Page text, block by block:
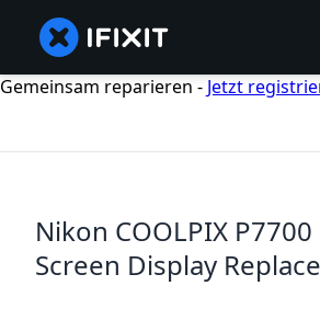
Gemeinsam reparieren - Jetzt
Nikon COOLPIX P7700
Screen Display